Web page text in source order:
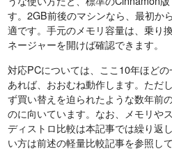
す。2GB前後のマシンなら、最初か
適です。手元のメモリ容量は、乗り
ネージャーを開けば確認できます。
対応PCについては、ここ10年ほど
あれば、おおむね動作します。ただ
ず買い替えを迫られたような数年前
のに向いています。なお、メモリや
ディストロ比較は本記事では繰り返
い方は前述の軽量比較記事を参照し